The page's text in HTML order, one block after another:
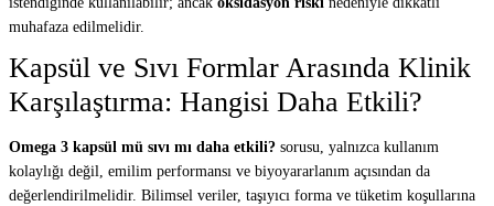
muhafaza edilmelidir.
Kapsül ve Sıvı Formlar Arasında Klinik
Karşılaştırma: Hangisi Daha Etkili?
Omega 3 kapsül mü sıvı mı daha etkili? sorusu, yalnızca kullanım
kolaylığı değil, emilim performansı ve biyoyararlanım açısından da
değerlendirilmelidir. Bilimsel veriler, taşıyıcı forma ve tüketim koşullarına